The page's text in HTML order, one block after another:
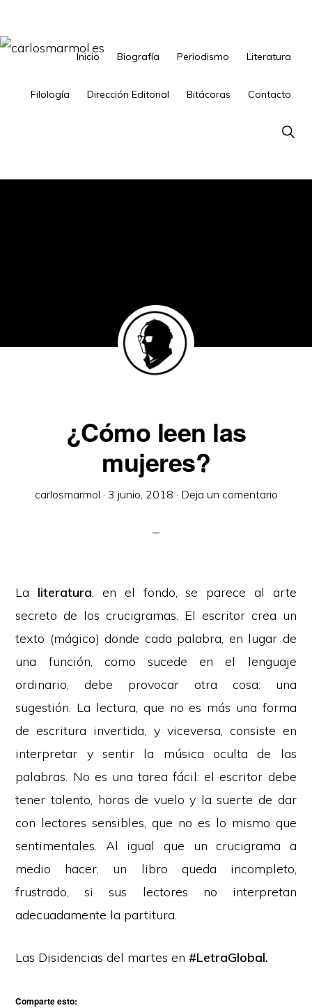
a
al
contenido
'indie'
Inicio Biografía Periodismo Literatura
Filología Dirección Editorial Bitácoras Contacto
Show
¿Cómo leen las
mujeres?
carlosmarmol · 3 junio, 2018 · Deja un comentario
La literatura, en el fondo, se parece al arte
secreto de los crucigramas. El escritor crea un
texto (mágico) donde cada palabra, en lugar de
una función, como sucede en el lenguaje
ordinario, debe provocar otra cosa: una
sugestión. La lectura, que no es más una forma
de escritura invertida, y viceversa, consiste en
interpretar y sentir la música oculta de las
palabras. No es una tarea fácil: el escritor debe
tener talento, horas de vuelo y la suerte de dar
con lectores sensibles, que no es lo mismo que
sentimentales. Al igual que un crucigrama a
medio hacer, un libro queda incompleto,
frustrado, si sus lectores no interpretan
adecuadamente la partitura.
Las Disidencias del martes en #LetraGlobal.
Comparte esto: